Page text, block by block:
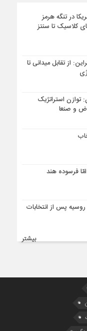
در تنگه هرمز
کلاسیک تا سنتز
از تقابل میدانی تا
توازن استراتژیک
و صنعا
فرسوده هند
پس از انتخابات
بیشتر